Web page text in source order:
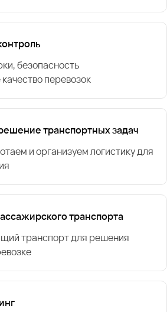
безопасность
перевозок
транспортных задач
и организуем логистику для
транспорта
транспорт для решения